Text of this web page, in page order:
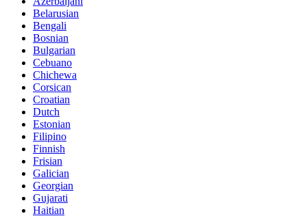
Belarusian
Bengali
Bosnian
Bulgarian
Cebuano
Chichewa
Corsican
Croatian
Dutch
Estonian
Filipino
Finnish
Frisian
Galician
Georgian
Gujarati
Haitian